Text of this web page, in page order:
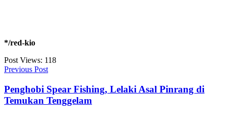
*/red-kio
Post Views: 118
Previous Post
Penghobi Spear Fishing, Lelaki Asal Pinrang di
Temukan Tenggelam